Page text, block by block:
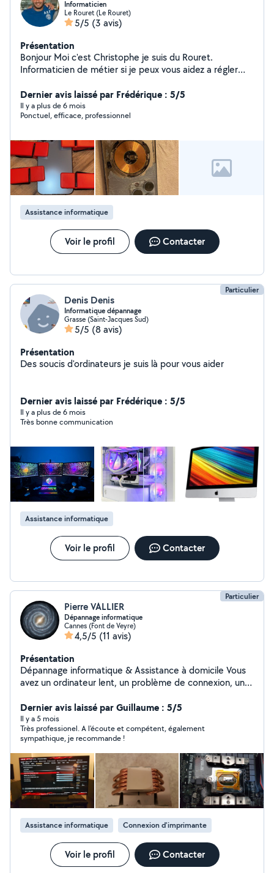
Informaticien
Le Rouret (Le Rouret)
5/5 (3 avis)
Présentation
Bonjour Moi c'est Christophe je suis du Rouret.
Informaticien de métier si je peux vous aidez a régler
contacter.
Dernier avis laissé par Frédérique : 5/5
Il y a plus de 6 mois
Ponctuel, efficace, professionnel
Assistance informatique
Voir le profil Contacter
Particulier
Denis Denis
Informatique dépannage
Grasse (Saint-Jacques Sud)
5/5 (8 avis)
Présentation
Des soucis d'ordinateurs je suis là pour vous aider
Dernier avis laissé par Frédérique : 5/5
Il y a plus de 6 mois
Très bonne communication
Assistance informatique
Voir le profil Contacter
Particulier
Pierre VALLIER
Dépannage informatique
Cannes (Font de Veyre)
4,5/5 (11 avis)
Présentation
Dépannage informatique & Assistance à domicile Vous
avez un ordinateur lent, un problème de connexion, un
configurer votre matériel ? Je suis là pour vous aider,
rapidement et avec pédagogie. Services proposés : -
Prolongation du support de Windows 10 - Réparation et
dépannage d'ordinateurs Windows - Suppression de
virus et optimisation système - Installation de box
internet, imprimantes, logiciels - Sauvegarde et
récupération de données - Changement de
composants et aide au choix - Assistance à distance
possible dans certains cas Pédagogue et patient, j'ai
l'habitude d'intervenir chez des particuliers. Mon objectif
: que tout fonctionne et que vous compreniez ce qui a
été fait. Déplacement dans le secteur de Cannes,
horaires flexibles. N'hésitez pas à me contacter pour
expliquer votre souci, je vous répondrai rapidement et
Dernier avis laissé par Guillaume : 5/5
Il y a 5 mois
Très professionel. A l'écoute et compétent, également
sympathique, je recommande !
Assistance informatique Connexion d'imprimante
Voir le profil Contacter